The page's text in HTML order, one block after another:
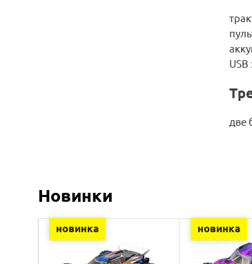
две
Новинки
новинка новинка